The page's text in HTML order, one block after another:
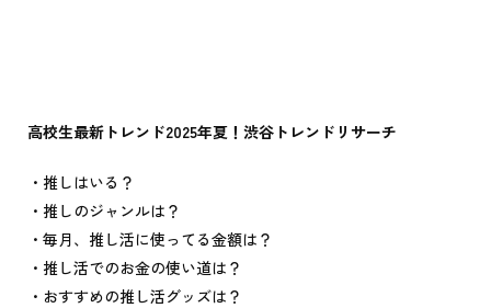
高校生最新トレンド2025年夏！渋谷トレンドリサーチ
・推しはいる？
・推しのジャンルは？
・毎月、推し活に使ってる金額は？
・推し活でのお金の使い道は？
・おすすめの推し活グッズは？